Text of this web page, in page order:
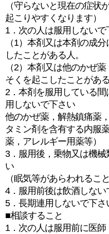
（守らないと現在の症状
起こりやすくなります）
1．次の人は服用しないで
（1）本剤又は本剤の成
したことがある人。
（2）本剤又は他のかぜ
そくを起こしたことがある
2．本剤を服用している
用しないで下さい
他のかぜ薬，解熱鎮痛薬
タミン剤を含有する内服
薬，アレルギー用薬等）
3．服用後，乗物又は機
い
（眠気等があらわれるこ
4．服用前後は飲酒しない
5．長期連用しないで下さ
■相談すること
1．次の人は服用前に医